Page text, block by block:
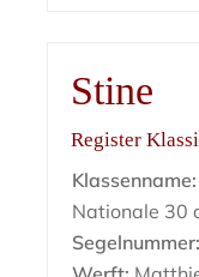
Stine
Register
Klassenname:
Nationale 30
Segelnummer: